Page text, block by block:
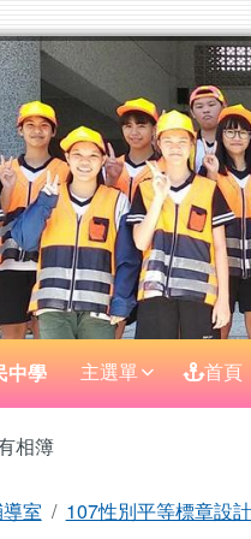
中學 主選單 首頁
容區域
相簿
室 107性別平等標章設